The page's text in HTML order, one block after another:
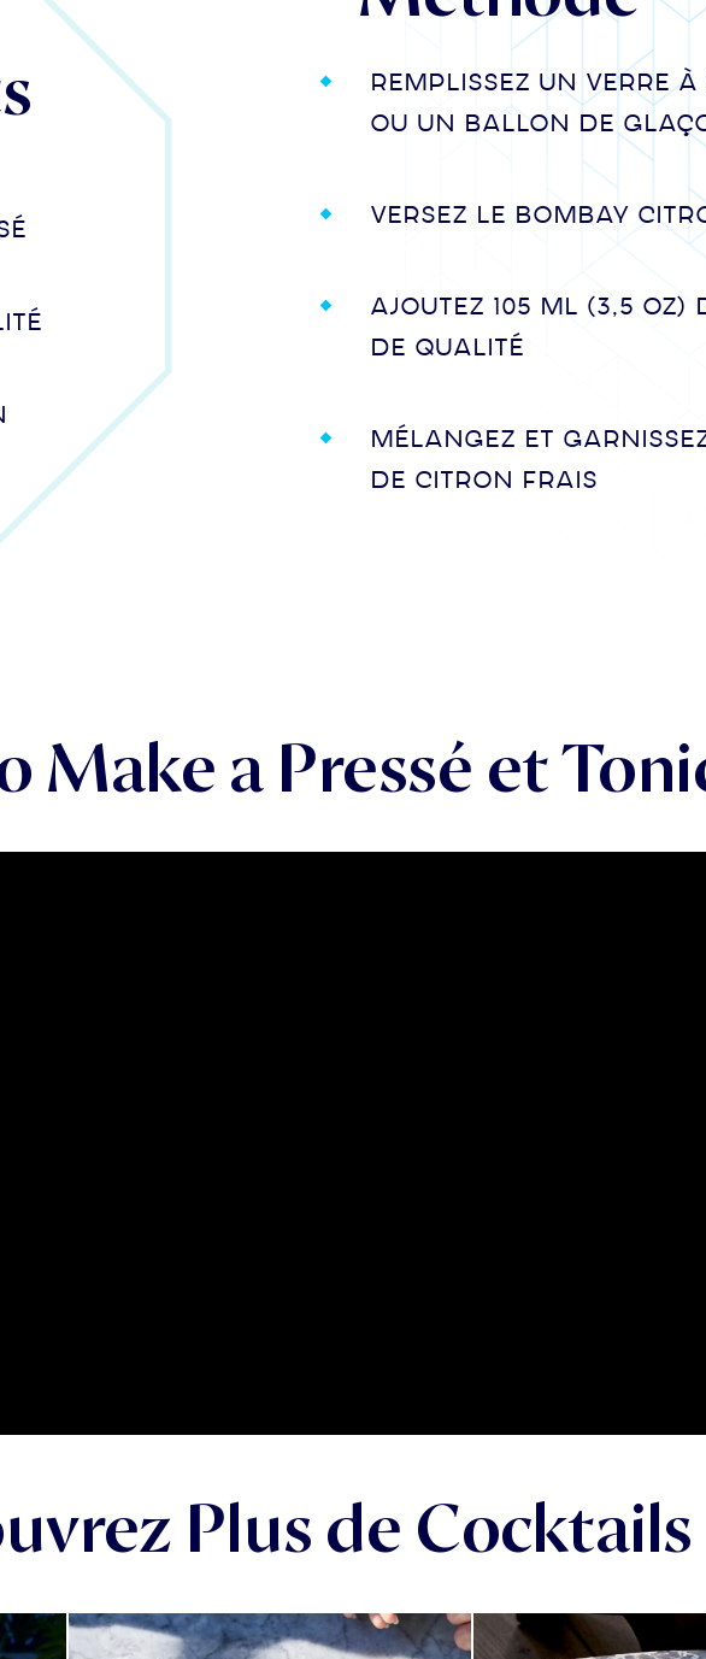
Remplissez un verre
ou un ballon de
Versez le Bombay
Ajoutez 105 ml (3,5
de qualité
Mélangez et
de citron frais
Make a Pressé et
Plus de Cocktails